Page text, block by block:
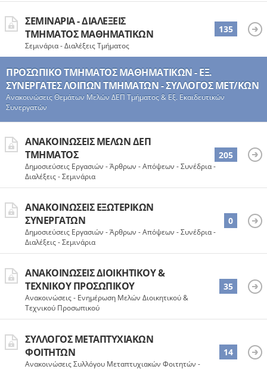
ΣΕΜΙΝΆΡΙΑ - ΔΙΑΛΈΞΕΙΣ
ΤΜΉΜΑΤΟΣ ΜΑΘΗΜΑΤΙΚΏΝ
Σεμινάρια - Διαλέξεις Τμήματος
135
ΠΡΟΣΩΠΙΚΌ ΤΜΉΜΑΤΟΣ ΜΑΘΗΜΑΤΙΚΏΝ - ΕΞ.
ΣΥΝΕΡΓΆΤΕΣ ΛΟΙΠΏΝ ΤΜΉΜΑΤΩΝ - ΣΎΛΛΟΓΟΣ ΜΕΤ/ΚΏΝ
Ανακοινώσεις Θεμάτων Μελών ΔΕΠ Τμήματος & Εξ. Εκαιδευτικών
Συνεργατών
ΑΝΑΚΟΙΝΏΣΕΙΣ ΜΕΛΏΝ ΔΕΠ
ΤΜΉΜΑΤΟΣ
Δημοσιεύσεις Εργασιών - Άρθρων - Απόψεων - Συνέδρια -
Διαλέξεις - Σεμινάρια
205
ΑΝΑΚΟΙΝΏΣΕΙΣ ΕΞΩΤΕΡΙΚΏΝ
ΣΥΝΕΡΓΑΤΏΝ
Δημοσιεύσεις Εργασιών - Άρθρων - Απόψεων - Συνέδρια -
Διαλέξεις - Σεμινάρια
0
ΑΝΑΚΟΙΝΏΣΕΙΣ ΔΙΟΙΚΗΤΙΚΟΎ &
ΤΕΧΝΙΚΟΎ ΠΡΟΣΩΠΙΚΟΎ
Ανακοινώσεις - Ενημέρωση Μελών Διοικητικού &
Τεχνικού Προσωπικού
35
ΣΎΛΛΟΓΟΣ ΜΕΤΑΠΤΥΧΙΑΚΏΝ
ΦΟΙΤΗΤΏΝ
Ανακοινώσεις Συλλόγου Μεταπτυχιακών Φοιτητών -
14